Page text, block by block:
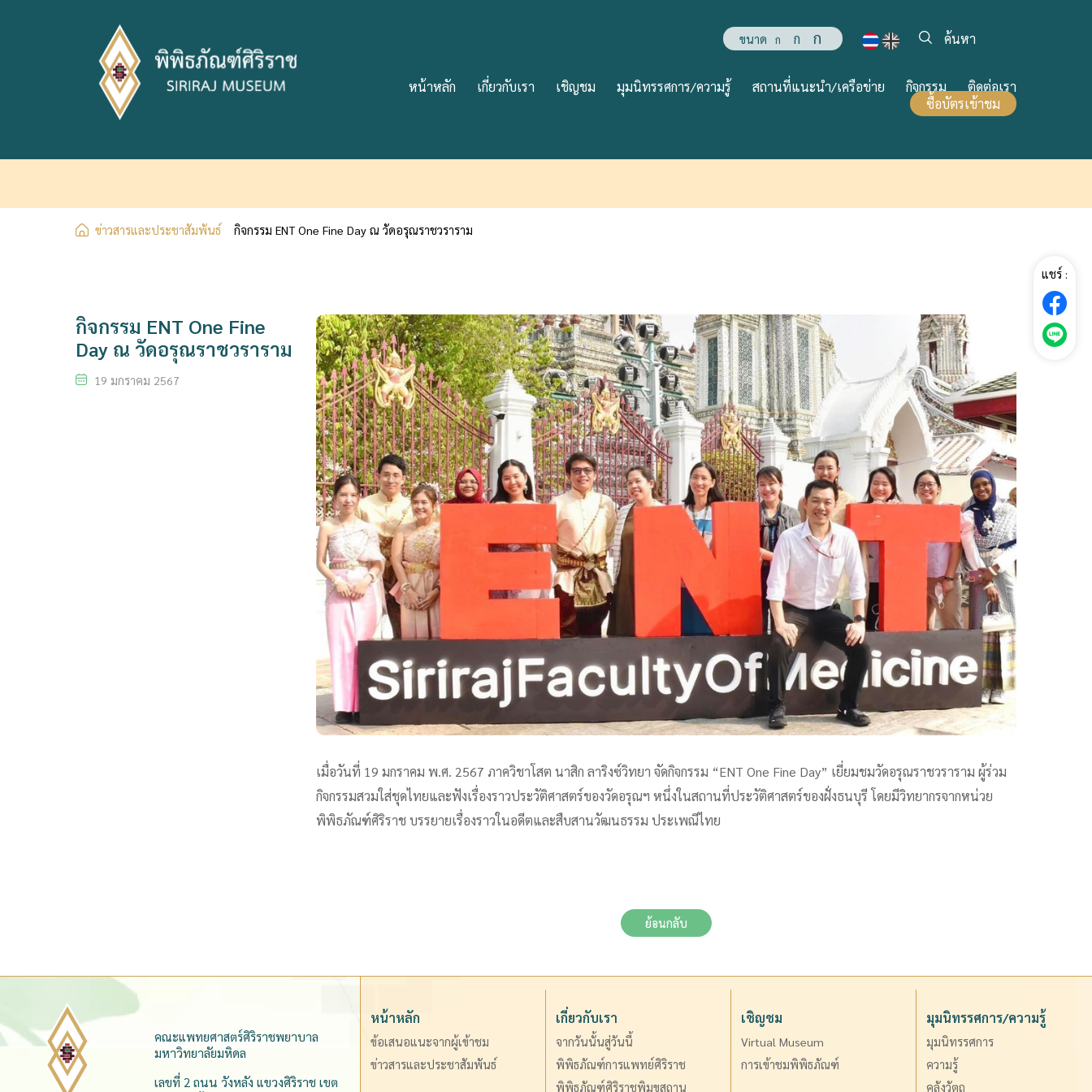
ขนาด ก ก ก
หน้าหลัก เกี่ยวกับเรา เชิญชม มุมนิทรรศการ/ความรู้ สถานที่แนะนำ/เครือข่าย กิจกรรม
ติดต่อเรา
ซื้อบัตรเข้าชม
ข่าวสารและประชาสัมพันธ์ กิจกรรม ENT One Fine Day ณ วัดอรุณราชวราราม
แชร์ :
กิจกรรม ENT One Fine
Day ณ วัดอรุณราชวราราม
19 มกราคม 2567
เมื่อวันที่ 19 มกราคม พ.ศ. 2567 ภาควิชาโสต นาสิก ลาริงซ์วิทยา จัดกิจกรรม “ENT One Fine Day” เยี่ยมชมวัดอรุณราชวราราม ผู้ร่วม
กิจกรรมสวมใส่ชุดไทยและฟังเรื่องราวประวัติศาสตร์ของวัดอรุณฯ หนึ่งในสถานที่ประวัติศาสตร์ของฝั่งธนบุรี โดยมีวิทยากรจากหน่วย
พิพิธภัณฑ์ศิริราช บรรยายเรื่องราวในอดีตและสืบสานวัฒนธรรม ประเพณีไทย
ย้อนกลับ
คณะแพทยศาสตร์ศิริราชพยาบาล
มหาวิทยาลัยมหิดล
เลขที่ 2 ถนน วังหลัง แขวงศิริราช เขต
หน้าหลัก
ข้อเสนอแนะจากผู้เข้าชม
ข่าวสารและประชาสัมพันธ์
เกี่ยวกับเรา
จากวันนั้นสู่วันนี้
พิพิธภัณฑ์การแพทย์ศิริราช
พิพิธภัณฑ์ศิริราชพิมุขสถาน
เชิญชม
Virtual Museum
การเข้าชมพิพิธภัณฑ์
มุมนิทรรศการ/ความรู้
มุมนิทรรศการ
ความรู้
คลังวัตถุ